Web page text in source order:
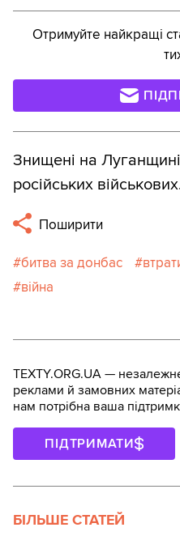
Отримуйте найкращі
Знищені на
російських
Поширити
битва за донбас
війна
TEXTY.ORG.UA —
реклами й замовних
нам потрібна ваша
ПІДТРИМАТИ
БІЛЬШЕ СТАТЕЙ